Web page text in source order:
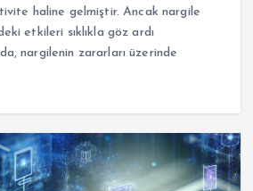
haline gelmiştir. Ancak nargile
etkileri sıklıkla göz ardı
nargilenin zararları üzerinde